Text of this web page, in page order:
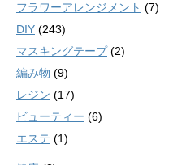
フラワーアレンジメント (7)
DIY (243)
マスキングテープ(2)
編み物 (9)
レジン (17)
ビューティー (6)
エステ (1)